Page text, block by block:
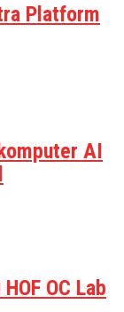
Platform
AI
OC Lab